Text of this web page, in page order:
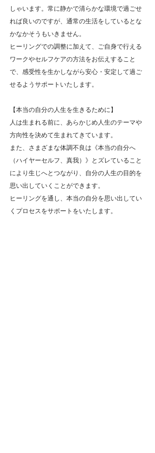
しゃいます。常に静かで清らかな環境で過ごせ
れば良いのですが、通常の生活をしているとな
かなかそうもいきません。
ヒーリングでの調整に加えて、ご自身で行える
ワークやセルフケアの方法をお伝えすること
で、感受性を生かしながら安心・安定して過ご
せるようサポートいたします。
【本当の自分の人生を生きるために】
人は生まれる前に、あらかじめ人生のテーマや
方向性を決めて生まれてきています。
また、さまざまな体調不良は《本当の自分へ
（ハイヤーセルフ、真我）》とズレていること
により生じへとつながり、自分の人生の目的を
思い出していくことができます。
ヒーリングを通し、本当の自分を思い出してい
くプロセスをサポートをいたします。